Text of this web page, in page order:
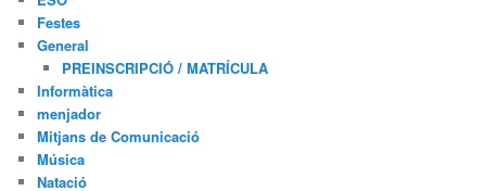
Festes
General
PREINSCRIPCIÓ / MATRÍCULA
Informàtica
menjador
Mitjans de Comunicació
Música
Natació